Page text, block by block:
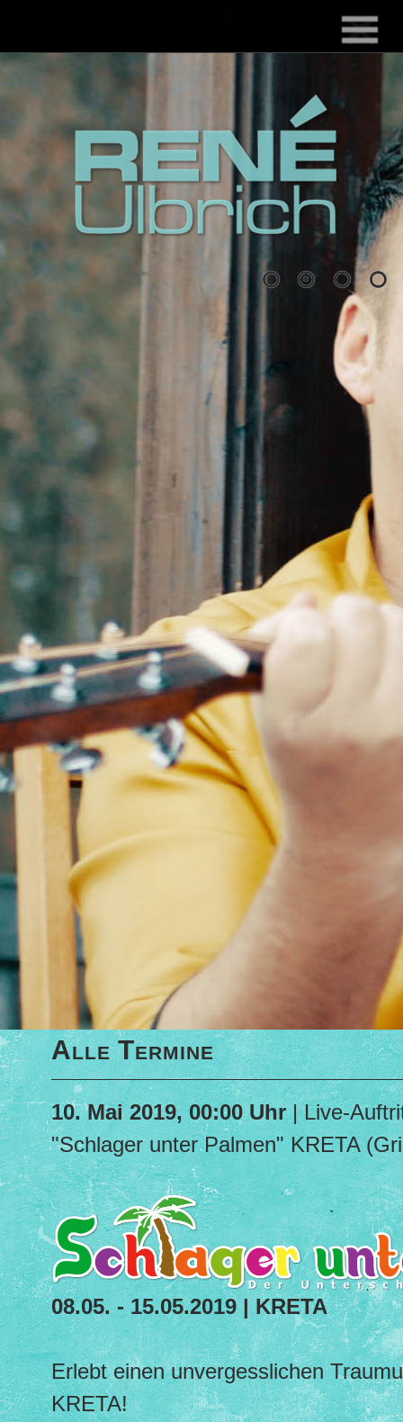
Alle Termine
10. Mai 2019, 00:00 Uhr| Live-
"Schlager unter Palmen" KRETA
08.05. - 15.05.2019 | KRETA
Erlebt einen unvergesslichen
KRETA!